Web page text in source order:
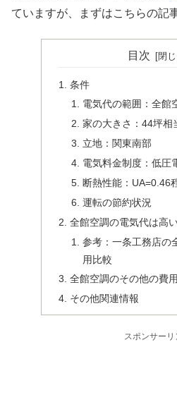
ていますが、まずはこちらの記
目次
条件
電気代の範囲：全館
家の大きさ：44坪相
立地：関東南部
電気料金制度：低圧
断熱性能：UA=0.46
運転の節約状況
全館空調の電気代は高
参考：一条工務店の
用比較
全館空調のその他の費用
その他関連情報
スポンサーリ